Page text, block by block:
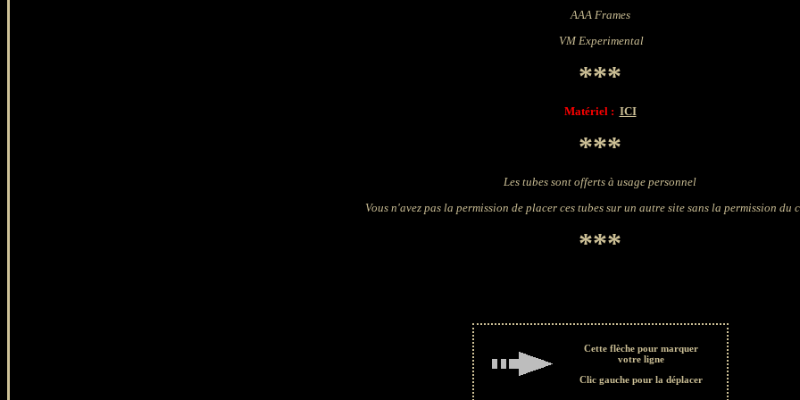
AAA Frames
VM Experimental
***
Matériel : ICI
***
Les tubes sont offerts à usage personnel
Vous n'avez pas la permission de placer ces tubes sur un autre site sans la permission du
***
Cette flèche pour marquer
votre ligne
Clic gauche pour la déplacer